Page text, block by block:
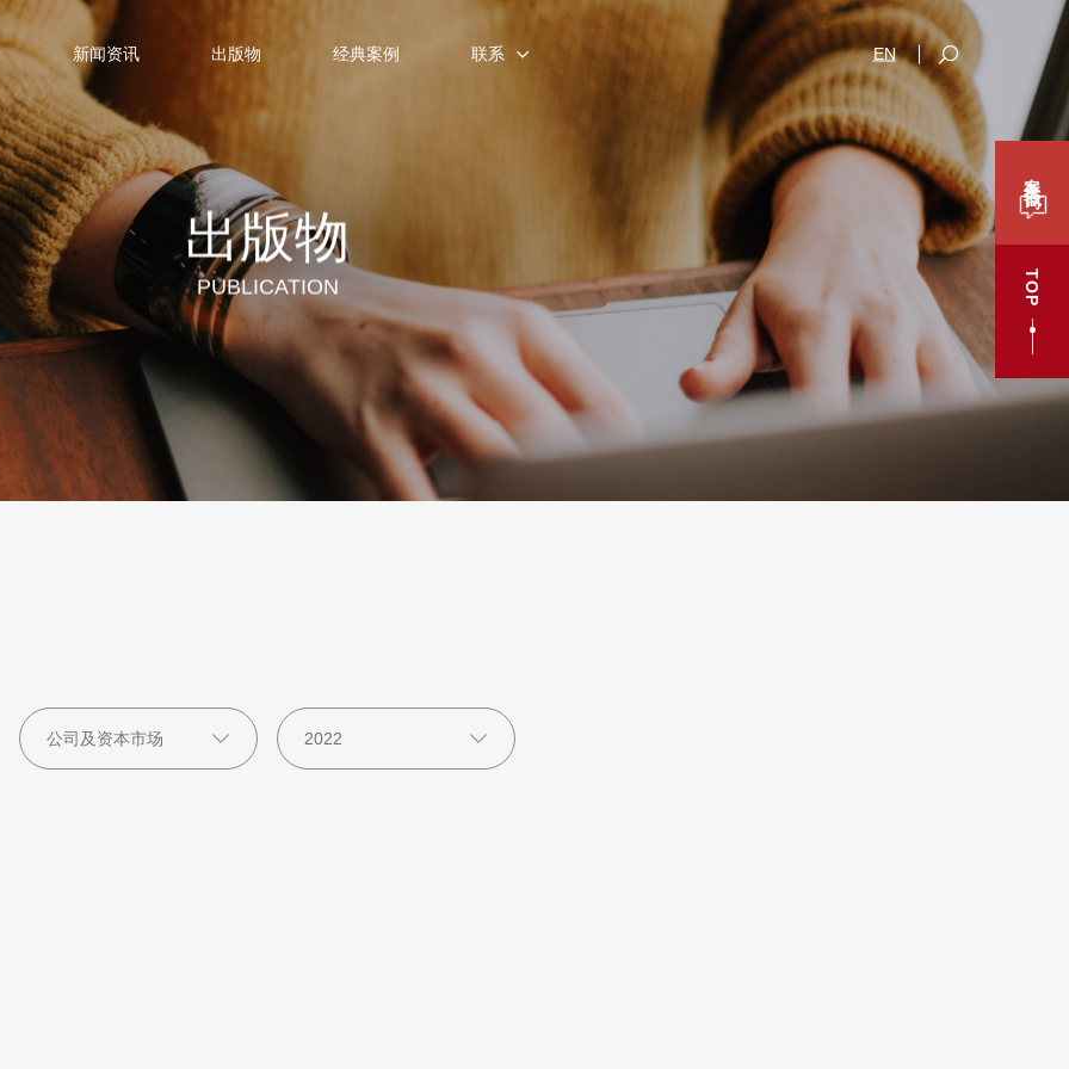
新闻资讯 出版物 经典案例 联系 EN
TOP
出版物
PUBLICATION